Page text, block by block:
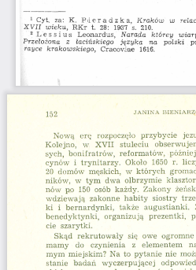
1  Cyt. za: K.
  Piieradzka,
Kraków  w
XVII  wieku ,  RKr  t.  28:
19G7  s.  210.
2  L e s s i u s  Leonardus,
Narada  którey
Przełożona  z  łacińskiego   języka  na   polski
rayce  krakowskiego,  Craoov,iae  1616.